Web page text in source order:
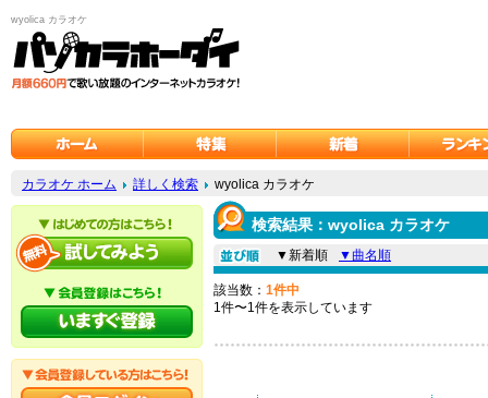
wyolica カラオケ
カラオケ ホーム 詳しく検索 wyolica カラオケ
検索結果：wyolica カラオケ
▼新着順 ▼曲名順
該当数： 1件中
1件〜1件を表示しています